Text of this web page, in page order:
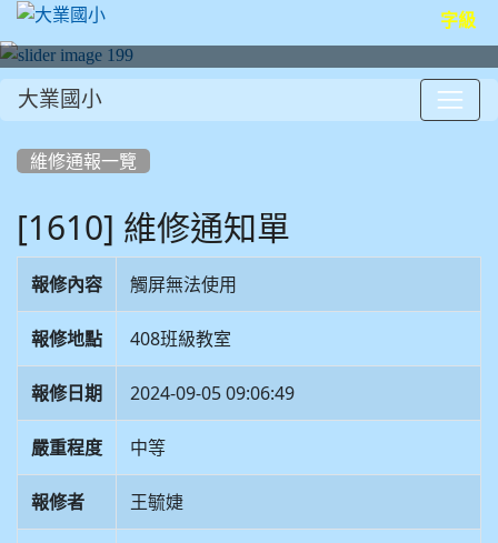
字級
大業國小
維修通報一覽
[1610] 維修通知單
報修內容 觸屏無法使用
報修地點 408班級教室
報修日期 2024-09-05 09:06:49
嚴重程度 中等
報修者 王毓婕